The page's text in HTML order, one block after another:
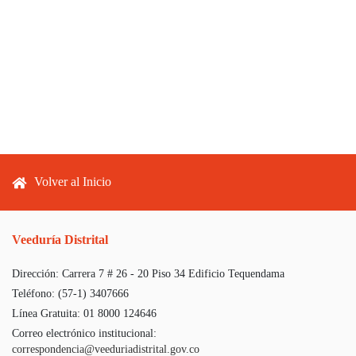
Footer menu
Volver al Inicio
Veeduría Distrital
Dirección: Carrera 7 # 26 - 20 Piso 34 Edificio Tequendama
Teléfono: (57-1) 3407666
Línea Gratuita: 01 8000 124646
Correo electrónico institucional:
correspondencia@veeduriadistrital.gov.co